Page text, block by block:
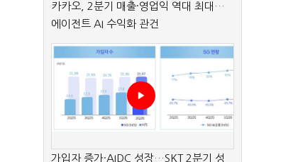
카카오, 2분기 매출·영업익 역대 최대…
에이전트 AI 수익화 관건
가입자 증가·AIDC 성장…SKT 2분기 성